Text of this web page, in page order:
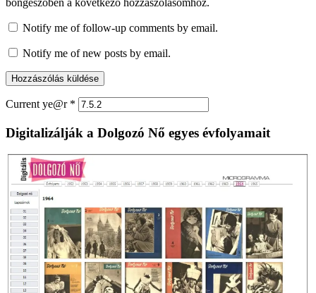
Notify me of follow-up comments by email.
Notify me of new posts by email.
Current ye@r *
Digitalizálják a Dolgozó Nő egyes évfolyamait